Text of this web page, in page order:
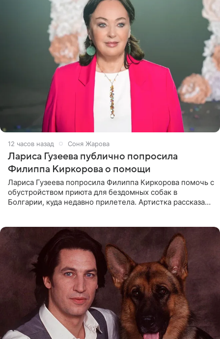
12 часов назад Соня Жарова
Лариса Гузеева публично попросила
Филиппа Киркорова о помощи
Лариса Гузеева попросила Филиппа Киркорова помочь с
обустройством приюта для бездомных собак в
Болгарии, куда недавно прилетела. Артистка рассказала